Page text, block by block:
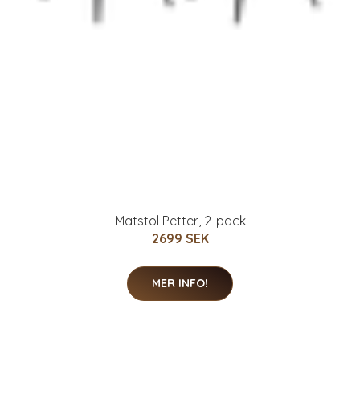
Matstol Petter, 2-pack
2699 SEK
MER INFO!